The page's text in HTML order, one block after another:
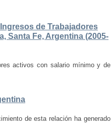
de Trabajadores
Santa Fe, Argentina (2005-
activos con salario mínimo y de
de esta relación ha generado